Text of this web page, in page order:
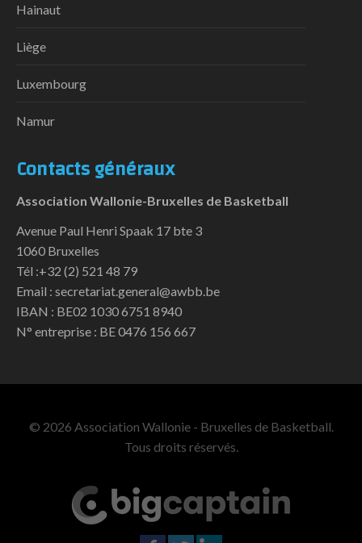
Hainaut
Liège
Luxembourg
Namur
Contacts généraux
Association Wallonie-Bruxelles de Basketball
Avenue Paul Henri Spaak 17 bte 3
1060 Bruxelles
Tél :+32 (2) 521 48 79
Email : secretariat.general@awbb.be
IBAN : BE02 1030 6751 8940
N° entreprise : BE 0476 156 667
© 2026 Association Wallonie - Bruxelles de Basketball.
Tous droits réservés.